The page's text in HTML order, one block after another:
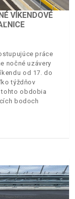
VÍKENDOVÉ
práce
nočné uzávery
od 17. do
týždňov
obdobia
bodoch